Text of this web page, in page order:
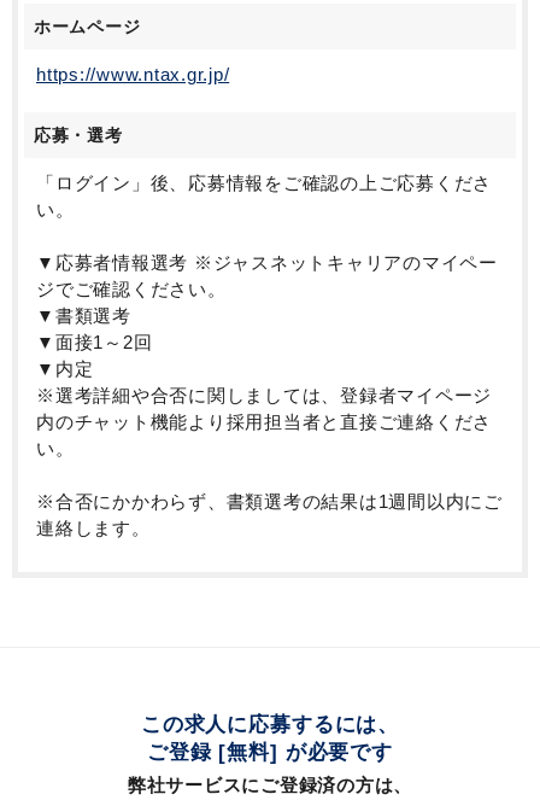
ホームページ
https://www.ntax.gr.jp/
応募・選考
「ログイン」後、応募情報をご確認の上ご応募くださ
い。
▼応募者情報選考 ※ジャスネットキャリアのマイペー
ジでご確認ください。
▼書類選考
▼面接1～2回
▼内定
※選考詳細や合否に関しましては、登録者マイページ
内のチャット機能より採用担当者と直接ご連絡くださ
い。
※合否にかかわらず、書類選考の結果は1週間以内にご
連絡します。
この求人に応募するには、
ご登録 [無料] が必要です
弊社サービスにご登録済の方は、